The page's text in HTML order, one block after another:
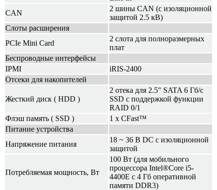
CAN
2 шины CAN (с изоляционной
защитой 2.5 кВ)
Слоты расширения
PCIe Mini Card
2 слота для полноразмерных
плат
Беспроводные интерфейсы
IPMI
iRIS-2400
Отсеки для накопителей
Жесткий диск ( HDD )
2 отека для 2.5" SATA 6 Гб/с
SSD с поддержкой функции
RAID 0/1
Флэш память ( SSD )
1 x CFast™
Питание устройства
Напряжение питания
18 ~ 36 В DC с изоляционной
защитой
Потребляемая мощность, Вт
100 Вт (для мобильного
процессора Intel®Core i5-
4400E с 4 Гб оперативной
памяти DDR3)